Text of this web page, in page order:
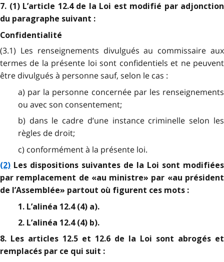
7. (1) L’article 12.4 de la Loi est modifié par adjonction
du paragraphe suivant :
Confidentialité
(3.1) Les renseignements divulgués au commissaire aux
termes de la présente loi sont confidentiels et ne peuvent
être divulgués à personne sauf, selon le cas :
a) par la personne concernée par les renseignements
ou avec son consentement;
b) dans le cadre d’une instance criminelle selon les
règles de droit;
c) conformément à la présente loi.
(2) Les dispositions suivantes de la Loi sont modifiées
par remplacement de «au ministre» par «au président
de l’Assemblée» partout où figurent ces mots :
1. L’alinéa 12.4 (4) a).
2. L’alinéa 12.4 (4) b).
8. Les articles 12.5 et 12.6 de la Loi sont abrogés et
remplacés par ce qui suit :